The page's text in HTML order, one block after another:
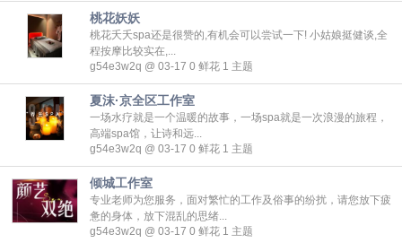
桃花妖妖
桃花夭夭spa还是很赞的,有机会可以尝试一下! 小姑娘挺健谈,全
程按摩比较实在,...
g54e3w2q @ 03-17 0 鲜花 1 主题
夏沫·京全区工作室
一场水疗就是一个温暖的故事，一场spa就是一次浪漫的旅程，
高端spa馆，让诗和远...
g54e3w2q @ 03-17 0 鲜花 1 主题
倾城工作室
专业老师为您服务，面对繁忙的工作及俗事的纷扰，请您放下疲
惫的身体，放下混乱的思绪...
g54e3w2q @ 03-17 0 鲜花 1 主题